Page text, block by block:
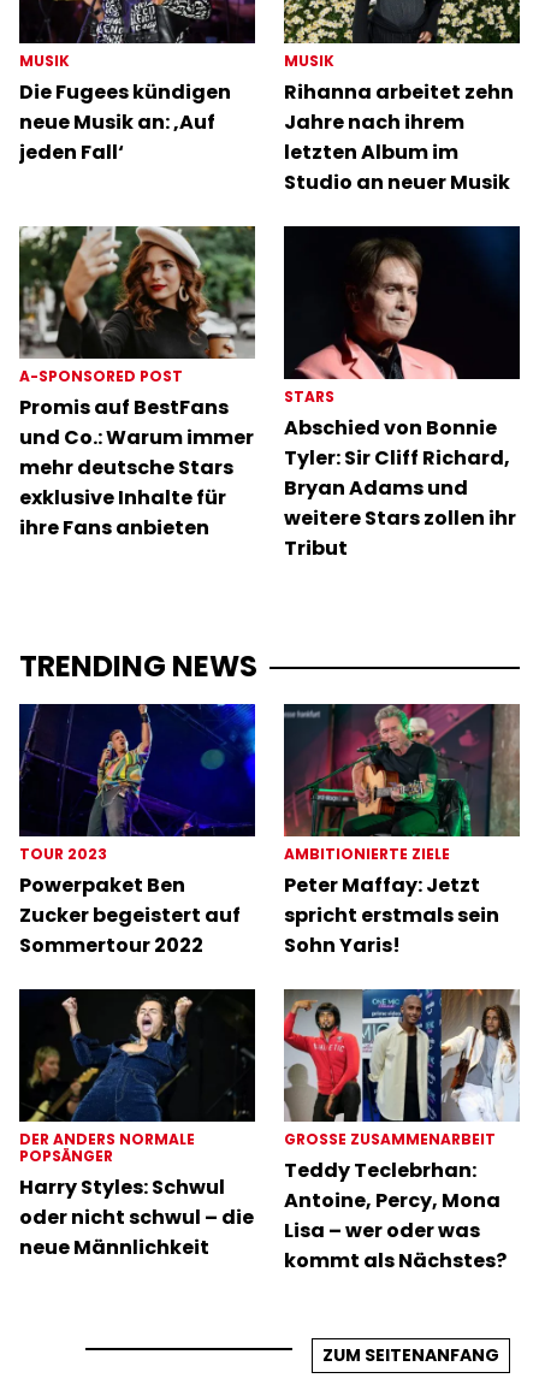
MUSIK
Die Fugees kündigen
neue Musik an: ‚Auf
jeden Fall‘
MUSIK
Rihanna arbeitet zehn
Jahre nach ihrem
letzten Album im
Studio an neuer Musik
A-SPONSORED POST
Promis auf BestFans
und Co.: Warum immer
mehr deutsche Stars
exklusive Inhalte für
ihre Fans anbieten
STARS
Abschied von Bonnie
Tyler: Sir Cliff Richard,
Bryan Adams und
weitere Stars zollen ihr
Tribut
TRENDING NEWS
TOUR 2023
Powerpaket Ben
Zucker begeistert auf
Sommertour 2022
AMBITIONIERTE ZIELE
Peter Maffay: Jetzt
spricht erstmals sein
Sohn Yaris!
DER ANDERS NORMALE
POPSÄNGER
Harry Styles: Schwul
oder nicht schwul – die
neue Männlichkeit
GROSSE ZUSAMMENARBEIT
Teddy Teclebrhan:
Antoine, Percy, Mona
Lisa – wer oder was
kommt als Nächstes?
ZUM SEITENANFANG